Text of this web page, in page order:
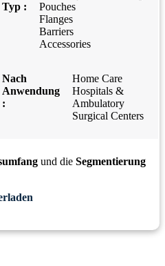
Typ :
Pouches
Flanges
Barriers
Accessories
Nach
Anwendung
:
Home Care
Hospitals &
Ambulatory
Surgical Centers
und die Segmentierung